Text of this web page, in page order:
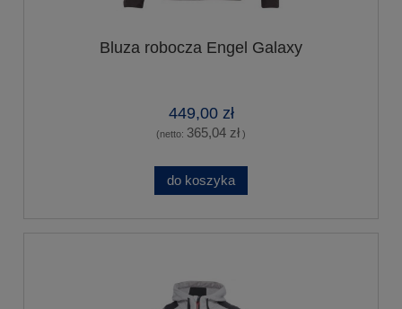
Bluza robocza Engel Galaxy
449,00 zł
(netto: 365,04 zł )
do koszyka